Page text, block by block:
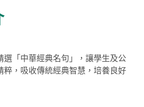
選「中華經典名句」，讓學生及公
粹，吸收傳統經典智慧，培養良好